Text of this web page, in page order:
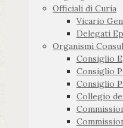
Officiali di Curia
Vicario
Delegati
Organismi
Consiglio
Consiglio
Consiglio
Collegio